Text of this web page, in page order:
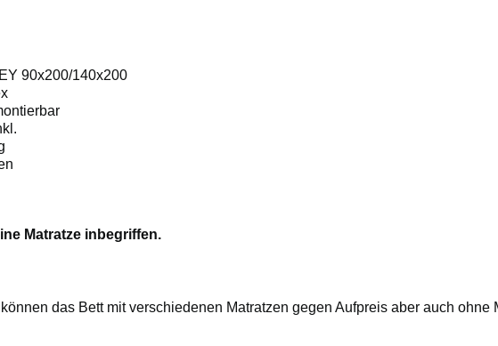
90x200/140x200
Matratze inbegriffen.
das Bett mit verschiedenen Matratzen gegen Aufpreis aber auch ohne